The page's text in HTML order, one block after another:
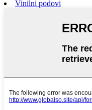
Vinilni podovi